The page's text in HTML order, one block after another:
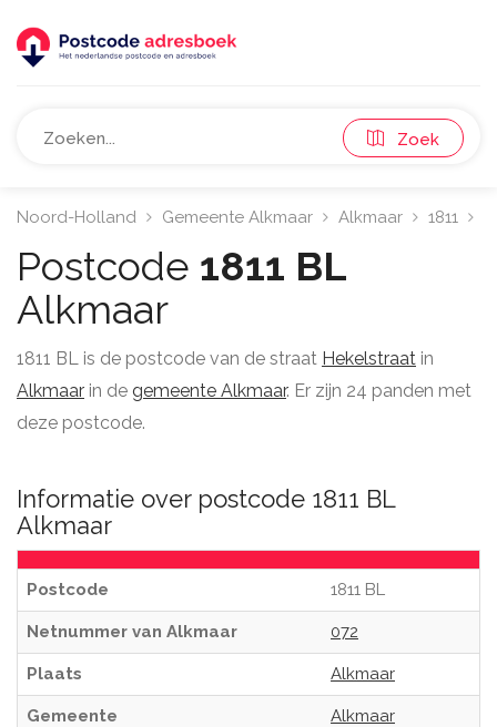
Zoek
Noord-Holland Gemeente Alkmaar Alkmaar 1811
Postcode 1811 BL
Alkmaar
1811 BL is de postcode van de straat Hekelstraat in
Alkmaar in de gemeente Alkmaar. Er zijn 24 panden met
deze postcode.
Informatie over postcode 1811 BL
Alkmaar
Postcode 1811 BL
Netnummer van Alkmaar 072
Plaats Alkmaar
Gemeente Alkmaar